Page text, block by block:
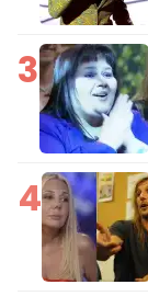
3
4